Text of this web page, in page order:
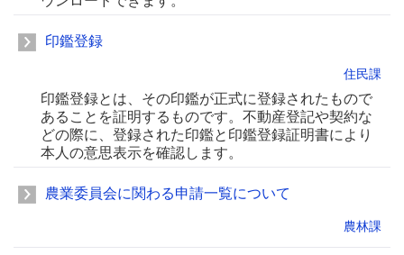
印鑑登録
住民課
印鑑登録とは、その印鑑が正式に登録されたもので
あることを証明するものです。不動産登記や契約な
どの際に、登録された印鑑と印鑑登録証明書により
本人の意思表示を確認します。
農業委員会に関わる申請一覧について
農林課